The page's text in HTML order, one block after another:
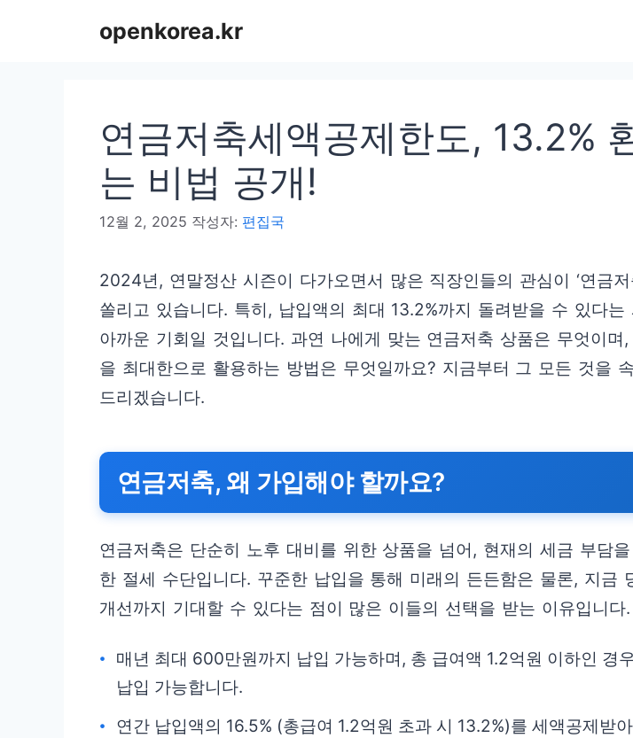
openkorea.kr
연금저축세액공제한도, 13.2%
는 비법 공개!
12월 2, 2025 작성자: 편집국
2024년, 연말정산 시즌이 다가오면서 많은 직장인들의 관심이 ‘연금저
쏠리고 있습니다. 특히, 납입액의 최대 13.2%까지 돌려받을 수 있다는
아까운 기회일 것입니다. 과연 나에게 맞는 연금저축 상품은 무엇이며
을 최대한으로 활용하는 방법은 무엇일까요? 지금부터 그 모든 것을
드리겠습니다.
연금저축, 왜 가입해야 할까요?
연금저축은 단순히 노후 대비를 위한 상품을 넘어, 현재의 세금 부담
한 절세 수단입니다. 꾸준한 납입을 통해 미래의 든든함은 물론, 지금
개선까지 기대할 수 있다는 점이 많은 이들의 선택을 받는 이유입니다.
매년 최대 600만원까지 납입 가능하며, 총 급여액 1.2억원 이하인 경
납입 가능합니다.
연간 납입액의 16.5% (총급여 1.2억원 초과 시 13.2%)를 세액공제받